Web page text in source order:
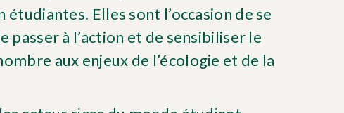
étudiantes. Elles sont l’occasion de se
passer à l’action et de sensibiliser le
aux enjeux de l’écologie et de la